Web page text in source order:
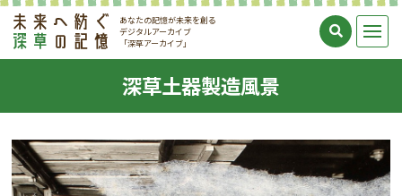
あなたの記憶が未来を創る
デジタルアーカイブ
「深草アーカイブ」
深草土器製造風景